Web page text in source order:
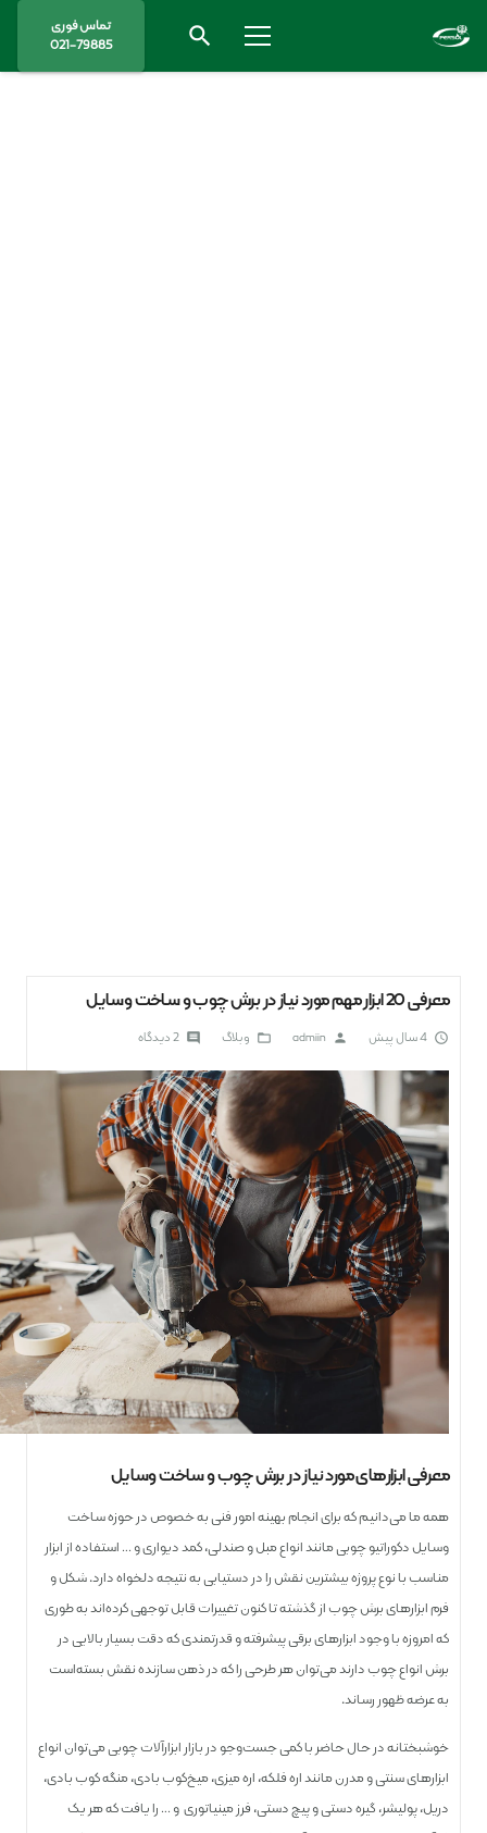
search
تماس فوری
021-79885
معرفی 20 ابزار مهم مورد نیاز در برش چوب و ساخت وسایل
access_time 4 سال پیش person
admiin
folder_open وبلاگ comment
2 دیدگاه
معرفی ابزارهای مورد نیاز در برش چوب و ساخت وسایل
همه ما می‌دانیم که برای انجام بهینه امور فنی به خصوص در حوزه ساخت
وسایل دکوراتیو چوبی مانند انواع مبل و صندلی، کمد دیواری و … استفاده از ابزار
مناسب با نوع پروژه بیشترین نقش را در دستیابی به نتیجه دلخواه دارد. شکل و
فرم ابزارهای برش چوب از گذشته تا کنون تغییرات قابل توجهی کرده‌اند به طوری
که امروزه با وجود ابزارهای برقی پیشرفته و قدرتمندی که دقت بسیار بالایی در
برش انواع چوب دارند می‌توان هر طرحی را که در ذهن سازنده نقش بسته‌است
به عرضه ظهور رساند.
خوشبختانه در حال حاضر با کمی جست‌و‌جو در بازار ابزارآلات چوبی می‌توان انواع
ابزار­های سنتی و مدرن مانند اره فلکه، اره میزی، میخ‌کوب بادی، منگه کوب بادی،
دریل، پولیشر، گیره دستی و پیچ دستی، فرز مینیاتوری و … را یافت که هر یک